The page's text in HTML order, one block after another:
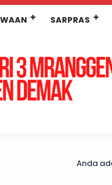
SARPRAS
Anda